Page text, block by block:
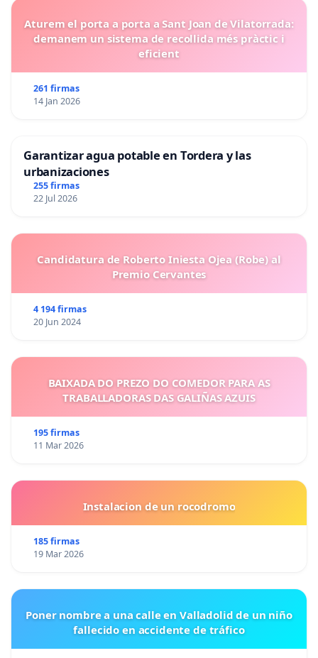
Aturem el porta a porta a Sant Joan de Vilatorrada:
demanem un sistema de recollida més pràctic i
eficient
261 firmas
14 Jan 2026
Garantizar agua potable en Tordera y las
urbanizaciones
255 firmas
22 Jul 2026
Candidatura de Roberto Iniesta Ojea (Robe) al
Premio Cervantes
4 194 firmas
20 Jun 2024
BAIXADA DO PREZO DO COMEDOR PARA AS
TRABALLADORAS DAS GALIÑAS AZUIS
195 firmas
11 Mar 2026
Instalacion de un rocodromo
185 firmas
19 Mar 2026
Poner nombre a una calle en Valladolid de un niño
fallecido en accidente de tráfico